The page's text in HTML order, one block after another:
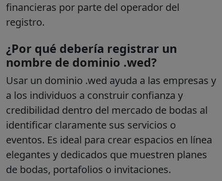
financieras por parte del operador del
registro.
¿Por qué debería registrar un
nombre de dominio .wed?
Usar un dominio .wed ayuda a las empresas y
a los individuos a construir confianza y
credibilidad dentro del mercado de bodas al
identificar claramente sus servicios o
eventos. Es ideal para crear espacios en línea
elegantes y dedicados que muestren planes
de bodas, portafolios o invitaciones.